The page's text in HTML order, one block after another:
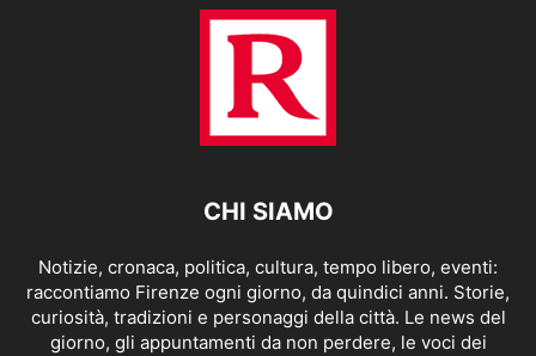
CHI SIAMO
Notizie, cronaca, politica, cultura, tempo libero, eventi:
raccontiamo Firenze ogni giorno, da quindici anni. Storie,
curiosità, tradizioni e personaggi della città. Le news del
giorno, gli appuntamenti da non perdere, le voci dei